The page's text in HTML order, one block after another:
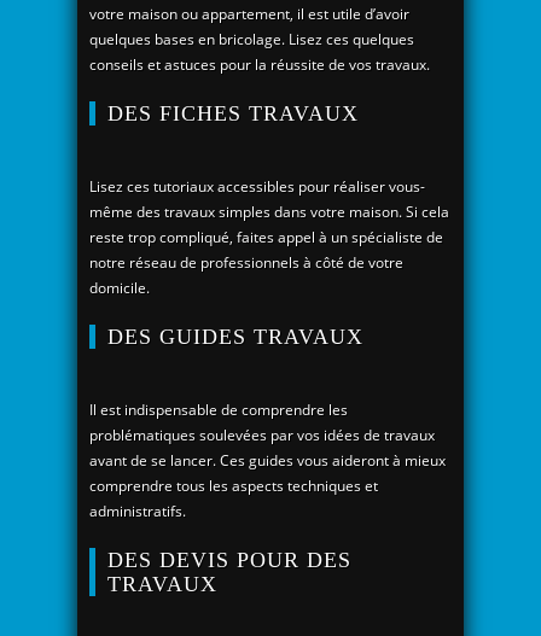
votre maison ou appartement, il est utile d’avoir
quelques bases en bricolage. Lisez ces quelques
conseils et astuces pour la réussite de vos travaux.
DES FICHES TRAVAUX
Lisez ces tutoriaux accessibles pour réaliser vous-
même des travaux simples dans votre maison. Si cela
reste trop compliqué, faites appel à un spécialiste de
notre réseau de professionnels à côté de votre
domicile.
DES GUIDES TRAVAUX
Il est indispensable de comprendre les
problématiques soulevées par vos idées de travaux
avant de se lancer. Ces guides vous aideront à mieux
comprendre tous les aspects techniques et
administratifs.
DES DEVIS POUR DES
TRAVAUX